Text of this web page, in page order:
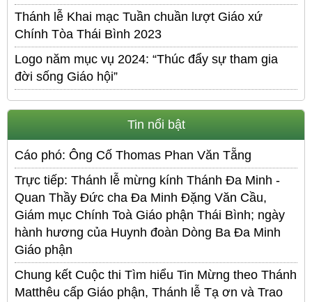
Thánh lễ Khai mạc Tuần chuần lượt Giáo xứ
Chính Tòa Thái Bình 2023
Logo năm mục vụ 2024: “Thúc đẩy sự tham gia
đời sống Giáo hội”
Tin nổi bật
Cáo phó: Ông Cố Thomas Phan Văn Tẵng
Trực tiếp: Thánh lễ mừng kính Thánh Đa Minh -
Quan Thầy Đức cha Đa Minh Đặng Văn Cầu,
Giám mục Chính Toà Giáo phận Thái Bình; ngày
hành hương của Huynh đoàn Dòng Ba Đa Minh
Giáo phận
Chung kết Cuộc thi Tìm hiểu Tin Mừng theo Thánh
Matthêu cấp Giáo phận, Thánh lễ Tạ ơn và Trao